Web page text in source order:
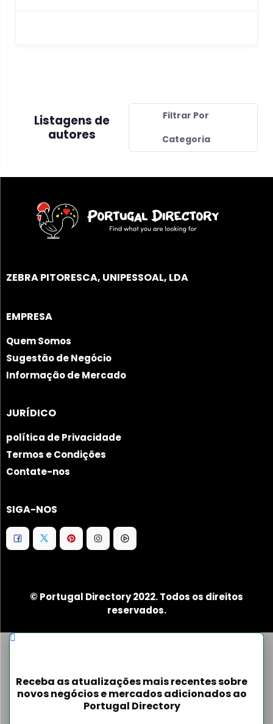
Listagens de
autores
Filtrar Por
Categoria
ZEBRA PITORESCA, UNIPESSOAL, LDA
EMPRESA
Quem Somos
Sugestão de Negócio
Informação de Mercado
JURÍDICO
política de Privacidade
Termos e Condições
Contate-nos
SIGA-NOS
© Portugal Directory 2022. Todos os direitos
reservados.
Receba as atualizações mais recentes sobre
novos negócios e mercados adicionados ao
Portugal Directory